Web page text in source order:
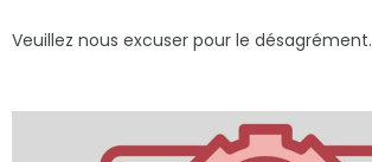
Veuillez nous excuser pour le désagrément.